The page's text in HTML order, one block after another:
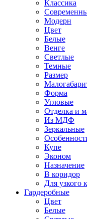
Классика
Модерн
Цвет
Белые
Венге
Светлые
Темные
Размер
Форма
Угловые
Отделка и
Из МДФ
Зеркальные
Купе
Эконом
Назначение
В коридор
Для узкого
Гардеробные
Цвет
Белые